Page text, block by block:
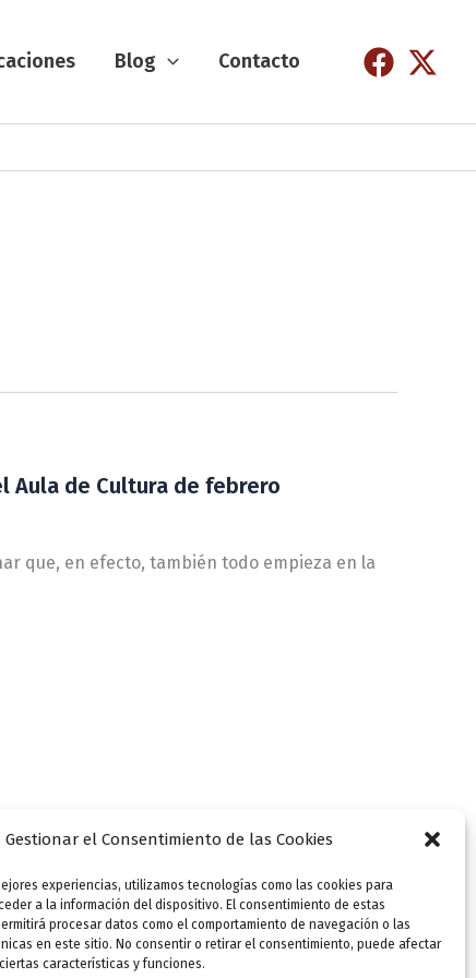
Gestionar el Consentimiento de las Cookies
experiencias, utilizamos tecnologías como las cookies para
a la información del dispositivo. El consentimiento de estas
procesar datos como el comportamiento de navegación o las
en este sitio. No consentir o retirar el consentimiento, puede afectar
características y funciones.
Blog Contacto
Aula de Cultura de febrero
que, en efecto, también todo empieza en la